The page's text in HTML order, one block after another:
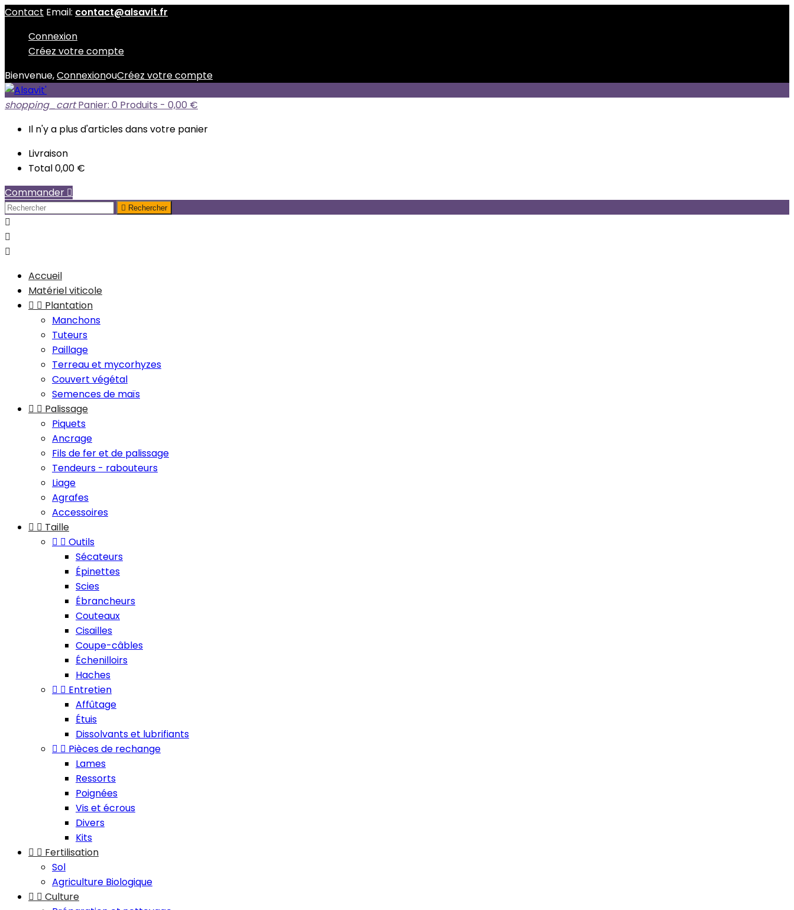
Contact Email: contact@alsavit.fr
Connexion
Créez votre compte
Bienvenue,ConnexionouCréez votre compte
shopping_cart Panier: 0 Produits - 0,00 €
Il n'y a plus d'articles dans votre panier
Livraison
Total0,00 €
Commander 
 Rechercher



Accueil
Matériel viticole
  Plantation
Manchons
Tuteurs
Paillage
Terreau et mycorhyzes
Couvert végétal
Semences de maïs
  Palissage
Piquets
Ancrage
Fils de fer et de palissage
Tendeurs - rabouteurs
Liage
Agrafes
Accessoires
  Taille
  Outils
Sécateurs
Épinettes
Scies
Ébrancheurs
Couteaux
Cisailles
Coupe-câbles
Échenilloirs
Haches
  Entretien
Affûtage
Étuis
Dissolvants et lubrifiants
  Pièces de rechange
Lames
Ressorts
Poignées
Vis et écrous
Divers
Kits
  Fertilisation
Sol
Agriculture Biologique
  Culture